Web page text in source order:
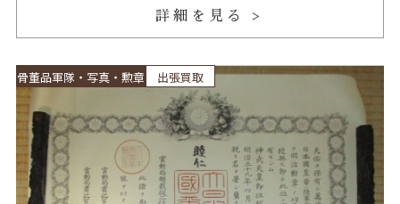
詳細を見る
骨董品軍隊・写真・勲章 出張買取